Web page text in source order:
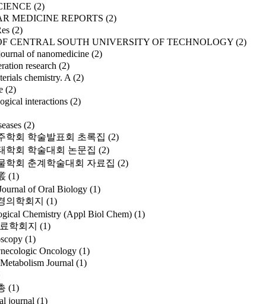
(2)
MEDICINE REPORTS (2)
(2)
CENTRAL SOUTH UNIVERSITY OF TECHNOLOGY (2)
of nanomedicine (2)
research (2)
chemistry. A (2)
(2)
interactions (2)
(2)
학회 학술발표회 초록집 (2)
학회 학술대회 논문집 (2)
학회 춘계학술대회 자료집 (2)
(1)
of Oral Biology (1)
의학회지 (1)
Chemistry (Appl Biol Chem) (1)
학회지 (1)
(1)
Oncology (1)
Journal (1)
(1)
journal (1)